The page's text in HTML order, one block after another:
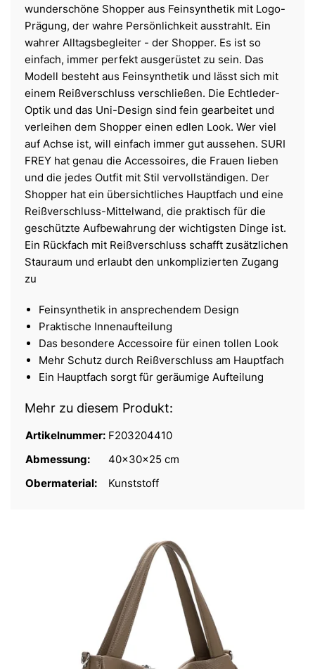
wunderschöne Shopper aus Feinsynthetik mit Logo-
Prägung, der wahre Persönlichkeit ausstrahlt. Ein
wahrer Alltagsbegleiter - der Shopper. Es ist so
einfach, immer perfekt ausgerüstet zu sein. Das
Modell besteht aus Feinsynthetik und lässt sich mit
einem Reißverschluss verschließen. Die Echtleder-
Optik und das Uni-Design sind fein gearbeitet und
verleihen dem Shopper einen edlen Look. Wer viel
auf Achse ist, will einfach immer gut aussehen. SURI
FREY hat genau die Accessoires, die Frauen lieben
und die jedes Outfit mit Stil vervollständigen. Der
Shopper hat ein übersichtliches Hauptfach und eine
Reißverschluss-Mittelwand, die praktisch für die
geschützte Aufbewahrung der wichtigsten Dinge ist.
Ein Rückfach mit Reißverschluss schafft zusätzlichen
Stauraum und erlaubt den unkomplizierten Zugang
zu
Feinsynthetik in ansprechendem Design
Praktische Innenaufteilung
Das besondere Accessoire für einen tollen Look
Mehr Schutz durch Reißverschluss am Hauptfach
Ein Hauptfach sorgt für geräumige Aufteilung
Mehr zu diesem Produkt:
Artikelnummer: F203204410
Abmessung:
40x30x25 cm
Obermaterial:
Kunststoff